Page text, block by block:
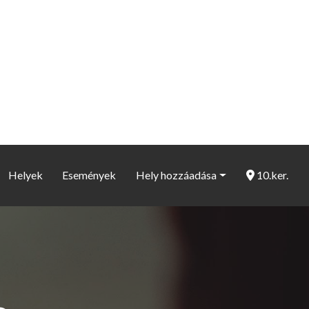
Helyek Események Hely hozzáadása 10.ker.